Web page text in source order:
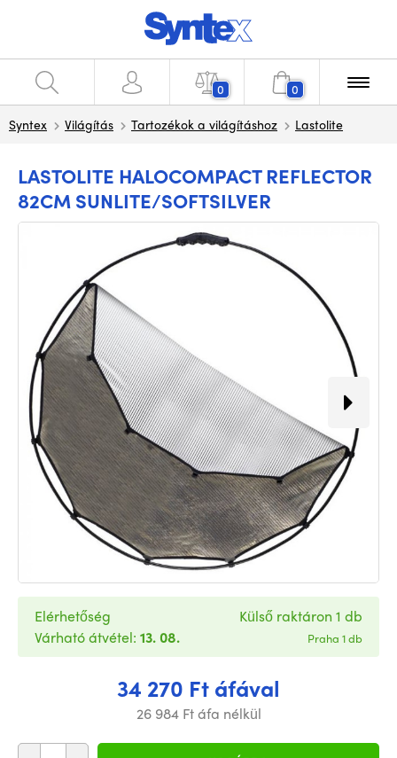
0 0
Syntex Világítás Tartozékok a világításhoz Lastolite
LASTOLITE HALOCOMPACT REFLECTOR
82CM SUNLITE/SOFTSILVER
34 270 Ft áfával
26 984 Ft áfa nélkül
Elérhetőség
Várható átvétel: 13. 08.
Külső raktáron 1 db
Praha 1 db